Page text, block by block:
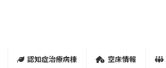
認知症治療病棟 空床情報